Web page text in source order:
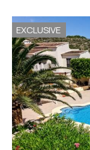
EXCLUSIVE